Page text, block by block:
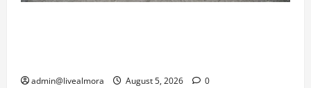
admin@livealmora August 5, 2026 0